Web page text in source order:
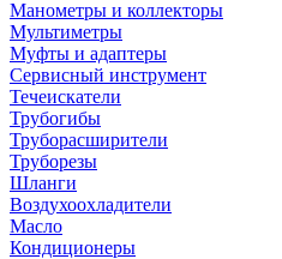
Манометры и коллекторы
Мультиметры
Муфты и адаптеры
Сервисный инструмент
Течеискатели
Трубогибы
Труборасширители
Труборезы
Шланги
Воздухоохладители
Масло
Кондиционеры